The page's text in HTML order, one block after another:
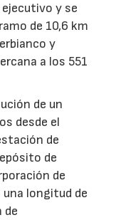
y se
de 10,6 km
y
a los 551
de un
desde el
de
de
de
longitud de
de